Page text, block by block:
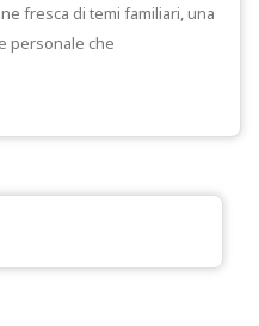
fresca di temi familiari, una
personale che